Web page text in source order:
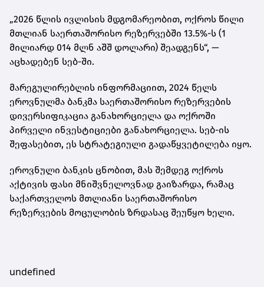
„2026 წლის ივლისის მდგომარეობით, ოქროს წილი
მთლიან საერთაშორისო რეზერვებში 13.5%-ს (1
მილიარდ 014 მლნ აშშ დოლარი) შეადგენს“, —
აცხადებენ სებ-ში.
მარეგულირებლის ინფორმაციით, 2024 წელს
ეროვნულმა ბანკმა საერთაშორისო რეზერვების
დივერსიფიკაცია განახორციელა და ოქროში
პირველი ინვესტიციები განახორციელა. სებ-ის
შეფასებით, ეს სტრატეგიული გადაწყვეტილება იყო.
ეროვნული ბანკის ცნობით, მას შემდეგ ოქროს
აქტივის ფასი მნიშვნელოვნად გაიზარდა, რამაც
საქართველოს მთლიანი საერთაშორისო
რეზერვების მოცულობის ზრდასაც შეუწყო ხელი.
undefined